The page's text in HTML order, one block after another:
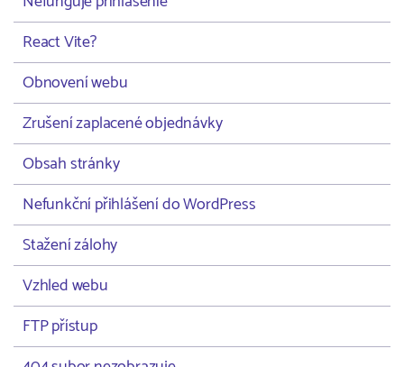
React Vite?
Obnovení webu
Zrušení zaplacené objednávky
Obsah stránky
Nefunkční přihlášení do WordPress
Stažení zálohy
Vzhled webu
FTP přístup